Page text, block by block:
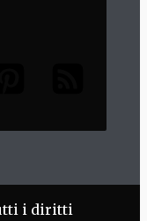
i diritti